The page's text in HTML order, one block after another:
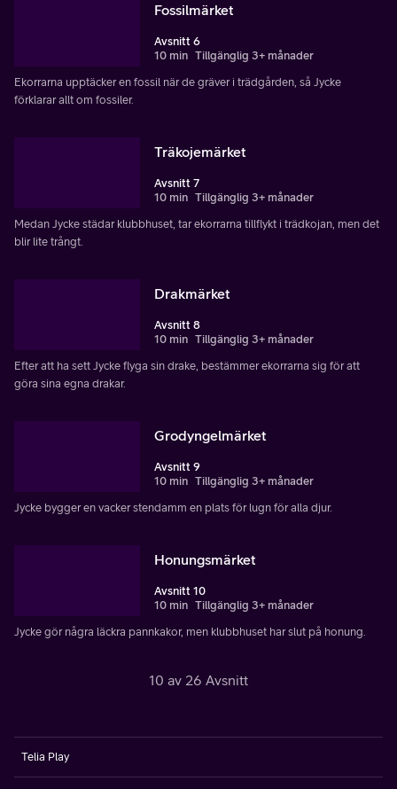
Fossilmärket
Avsnitt 6
10 min Tillgänglig 3+ månader
Ekorrarna upptäcker en fossil när de gräver i trädgården, så Jycke
förklarar allt om fossiler.
Träkojemärket
Avsnitt 7
10 min Tillgänglig 3+ månader
Medan Jycke städar klubbhuset, tar ekorrarna tillflykt i trädkojan, men det
blir lite trångt.
Drakmärket
Avsnitt 8
10 min Tillgänglig 3+ månader
Efter att ha sett Jycke flyga sin drake, bestämmer ekorrarna sig för att
göra sina egna drakar.
Grodyngelmärket
Avsnitt 9
10 min Tillgänglig 3+ månader
Jycke bygger en vacker stendamm en plats för lugn för alla djur.
Honungsmärket
Avsnitt 10
10 min Tillgänglig 3+ månader
Jycke gör några läckra pannkakor, men klubbhuset har slut på honung.
10 av 26 Avsnitt
Telia Play